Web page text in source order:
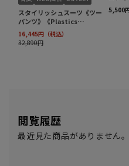
閲覧履歴
最近見た商品がありません。